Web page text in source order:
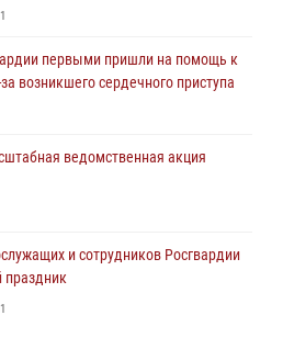
возникшего сердечного приступа
ведомственная акция
спецназа Росгвардии
обороте наркотиков
1
первыми пришли на помощь к
возникшего сердечного приступа
ведомственная акция
и сотрудников Росгвардии
праздник
1